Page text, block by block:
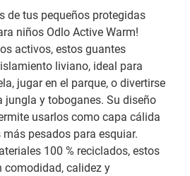
de tus pequeños protegidas
niños Odlo Active Warm!
activos, estos guantes
liviano, ideal para
jugar en el parque, o divertirse
jungla y toboganes. Su diseño
usarlos como capa cálida
pesados para esquiar.
100 % reciclados, estos
comodidad, calidez y